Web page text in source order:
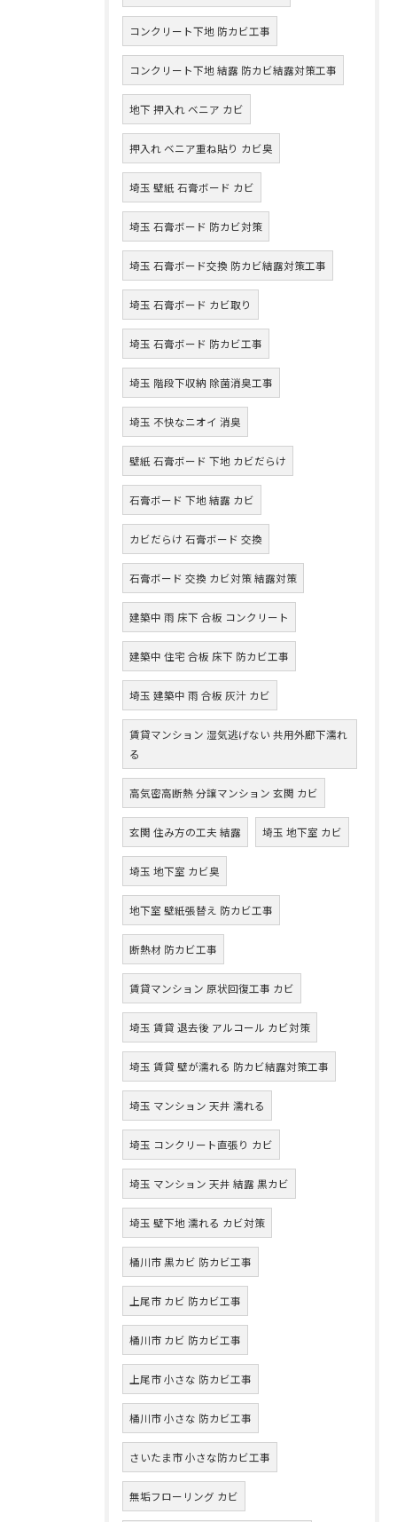
コンクリート下地 防カビ工事
コンクリート下地 結露 防カビ結露対策工事
地下 押入れ ベニア カビ
押入れ ベニア重ね貼り カビ臭
埼玉 壁紙 石膏ボード カビ
埼玉 石膏ボード 防カビ対策
埼玉 石膏ボード交換 防カビ結露対策工事
埼玉 石膏ボード カビ取り
埼玉 石膏ボード 防カビ工事
埼玉 階段下収納 除菌消臭工事
埼玉 不快なニオイ 消臭
壁紙 石膏ボード 下地 カビだらけ
石膏ボード 下地 結露 カビ
カビだらけ 石膏ボード 交換
石膏ボード 交換 カビ対策 結露対策
建築中 雨 床下 合板 コンクリート
建築中 住宅 合板 床下 防カビ工事
埼玉 建築中 雨 合板 灰汁 カビ
賃貸マンション 湿気逃げない 共用外廊下濡れ
る
高気密高断熱 分譲マンション 玄関 カビ
玄関 住み方の工夫 結露 埼玉 地下室 カビ
埼玉 地下室 カビ臭
地下室 壁紙張替え 防カビ工事
断熱材 防カビ工事
賃貸マンション 原状回復工事 カビ
埼玉 賃貸 退去後 アルコール カビ対策
埼玉 賃貸 壁が濡れる 防カビ結露対策工事
埼玉 マンション 天井 濡れる
埼玉 コンクリート直張り カビ
埼玉 マンション 天井 結露 黒カビ
埼玉 壁下地 濡れる カビ対策
桶川市 黒カビ 防カビ工事
上尾市 カビ 防カビ工事
桶川市 カビ 防カビ工事
上尾市 小さな 防カビ工事
桶川市 小さな 防カビ工事
さいたま市 小さな防カビ工事
無垢フローリング カビ